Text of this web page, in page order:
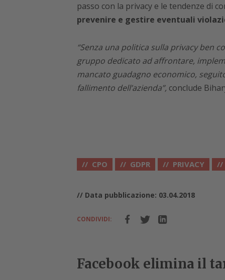
passo con la privacy e le tendenze di
prevenire e gestire eventuali
“Senza una politica sulla privacy ben
gruppo dedicato ad affrontare,
mancato guadagno economico,
fallimento dell’azienda”, conclude
CPO GDPR PRIVACY
// Data pubblicazione: 03.04.2018
CONDIVIDI:
Facebook elimina il